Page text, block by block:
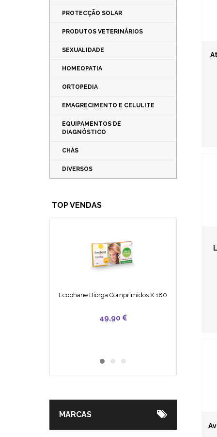
PROTECÇÃO SOLAR
PRODUTOS VETERINÁRIOS
SEXUALIDADE
HOMEOPATIA
ORTOPEDIA
EMAGRECIMENTO E CELULITE
EQUIPAMENTOS DE
DIAGNÓSTICO
CHÁS
DIVERSOS
TOP VENDAS
Ecophane Biorga Comprimidos X 180
49,90
MARCAS